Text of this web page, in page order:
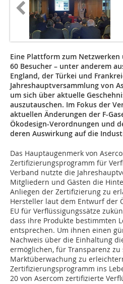
Eine Plattform zum
60 Besucher – unter anderem
England, der Türkei und
Jahreshauptversammlung von
um sich über aktuelle
auszutauschen. Im Fokus der
aktuellen Änderungen der F-
Ökodesign-Verordnungen und
deren Auswirkung auf die
Das Hauptaugenmerk von
Zertifizierungsprogramm für
Verband nutzte die
Mitgliedern und Gästen die
Anliegen der Zertifizierung zu
Hersteller laut dem Entwurf der
EU für Verflüssigungssätze
dass ihre Produkte bestimmten
entsprechen. Um ihnen einen
Nachweis über die Einhaltung
ermöglichen, für Transparenz zu
Marktüberwachung zu
Zertifizierungsprogramm ins
20 von Asercom zertifizierte